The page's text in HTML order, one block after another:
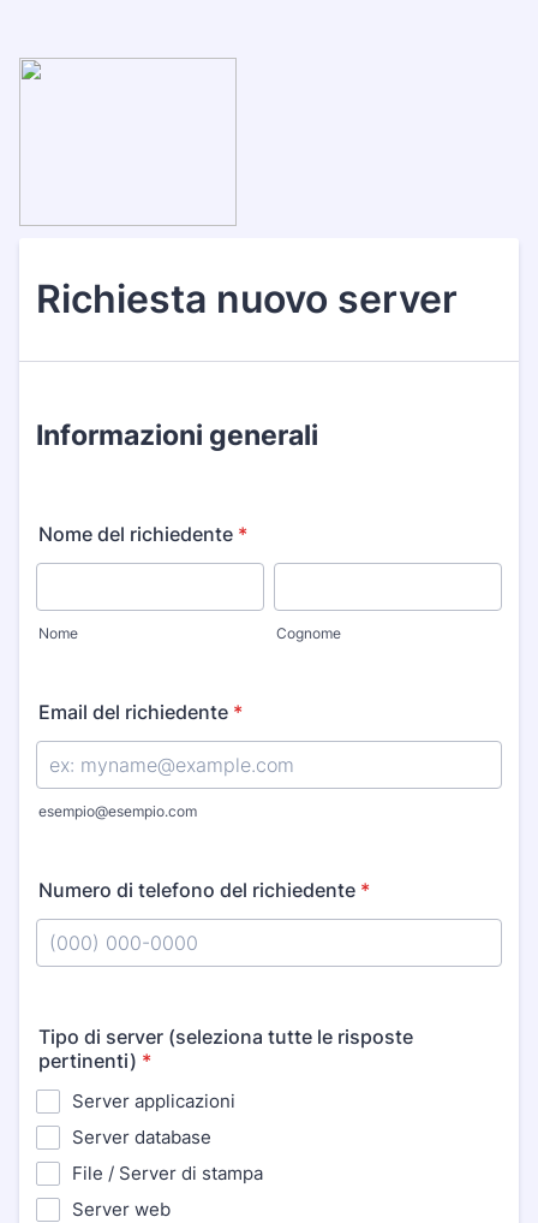
Richiesta nuovo server
Informazioni generali
Nome del richiedente *
Nome Cognome
Email del richiedente *
esempio@esempio.com
Numero di telefono del richiedente *
Tipo di server (seleziona tutte le risposte
pertinenti) *
Server applicazioni
Server database
File / Server di stampa
Server web